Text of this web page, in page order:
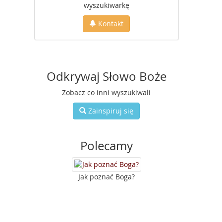
wyszukiwarkę
Kontakt
Odkrywaj Słowo Boże
Zobacz co inni wyszukiwali
Zainspiruj się
Polecamy
Jak poznać Boga?